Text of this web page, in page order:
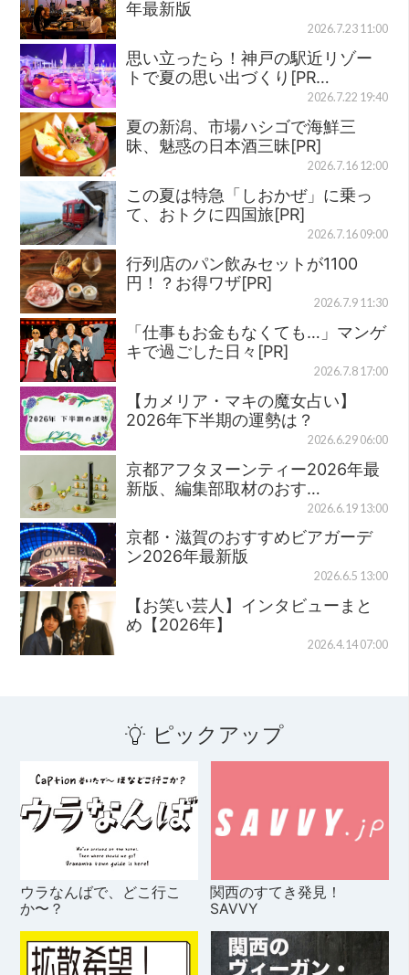
年最新版
2026.7.23 11:00
思い立ったら！神戸の駅近リゾー
トで夏の思い出づくり[PR…
2026.7.22 19:40
夏の新潟、市場ハシゴで海鮮三
昧、魅惑の日本酒三昧[PR]
2026.7.16 12:00
この夏は特急「しおかぜ」に乗っ
て、おトクに四国旅[PR]
2026.7.16 09:00
行列店のパン飲みセットが1100
円！？お得ワザ[PR]
2026.7.9 11:30
「仕事もお金もなくても…」マンゲ
キで過ごした日々[PR]
2026.7.8 17:00
【カメリア・マキの魔女占い】
2026年下半期の運勢は？
2026.6.29 06:00
京都アフタヌーンティー2026年最
新版、編集部取材のおす…
2026.6.19 13:00
京都・滋賀のおすすめビアガーデ
ン2026年最新版
2026.6.5 13:00
【お笑い芸人】インタビューまと
め【2026年】
2026.4.14 07:00
ピックアップ
ウラなんばで、どこ行こ
か〜？
関西のすてき発見！
SAVVY